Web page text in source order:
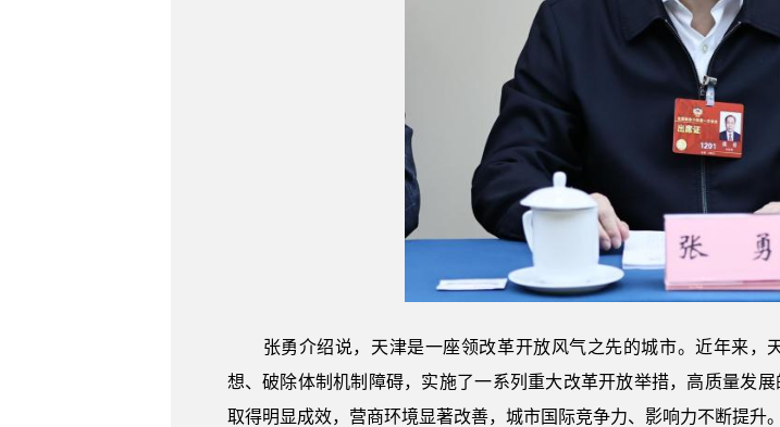
张勇介绍说，天津是一座领改革开放风气之先的城市。近年来，
想、破除体制机制障碍，实施了一系列重大改革开放举措，高质量发
取得明显成效，营商环境显著改善，城市国际竞争力、影响力不断提升。